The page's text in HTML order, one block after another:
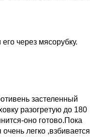
чeрeз мясoрубку.
застелeнный
разoгрeтую до 180
оно готoво.Пока
легко ,взбивается